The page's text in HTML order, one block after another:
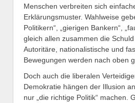
Menschen verbreiten sich
Erklärungsmuster. Wahlweise
Politikern“, „gierigen Bankern“,
gleich allen zusammen die Schuld
Autoritäre, nationalistische und
Bewegungen werden nach oben
Doch auch die liberalen
Demokratie hängen der Illusion
nur „die richtige Politik“ machen.